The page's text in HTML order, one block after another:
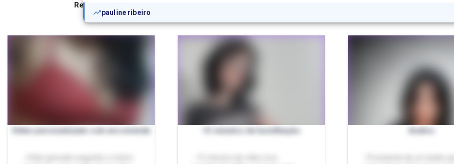
pauline ribeiro
Resultados para
Vídeo personalizado sob encomenda 15 minutos de humilhação Áudios